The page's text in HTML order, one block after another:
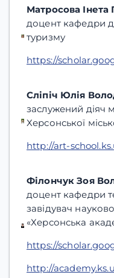
Матросова Інета
доцент кафедри
туризму
https://
Сліпіч Юлія
заслужений діяч
Херсонської
http://art-
Філончук Зоя
доцент кафедри
завідувач
«Херсонська
https://
http://